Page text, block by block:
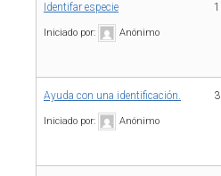
Identifar especie
Iniciado por: Anónimo
1
Ayuda con una identificación.
Iniciado por: Anónimo
3